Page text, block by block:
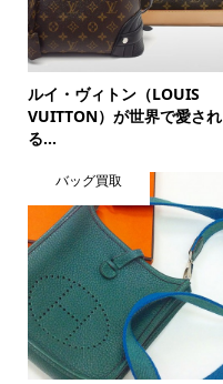
ルイ・ヴィトン（LOUIS
VUITTON）が世界で愛され
る...
バッグ買取